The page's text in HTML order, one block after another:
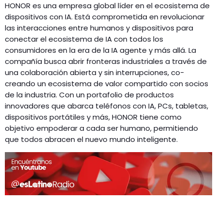
HONOR es una empresa global líder en el ecosistema de
dispositivos con IA. Está comprometida en revolucionar
las interacciones entre humanos y dispositivos para
conectar el ecosistema de IA con todos los
consumidores en la era de la IA agente y más allá. La
compañía busca abrir fronteras industriales a través de
una colaboración abierta y sin interrupciones, co-
creando un ecosistema de valor compartido con socios
de la industria. Con un portafolio de productos
innovadores que abarca teléfonos con IA, PCs, tabletas,
dispositivos portátiles y más, HONOR tiene como
objetivo empoderar a cada ser humano, permitiendo
que todos abracen el nuevo mundo inteligente.